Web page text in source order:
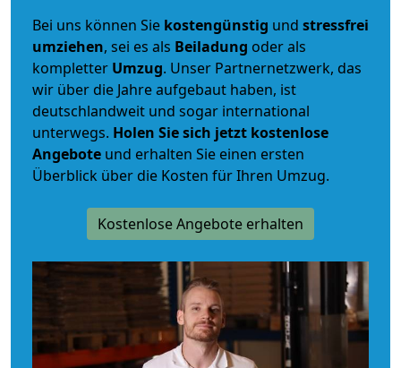
Bei uns können Sie kostengünstig und stressfrei
umziehen, sei es als Beiladung oder als
kompletter Umzug. Unser Partnernetzwerk, das
wir über die Jahre aufgebaut haben, ist
deutschlandweit und sogar international
unterwegs. Holen Sie sich jetzt kostenlose
Angebote und erhalten Sie einen ersten
Überblick über die Kosten für Ihren Umzug.
Kostenlose Angebote erhalten